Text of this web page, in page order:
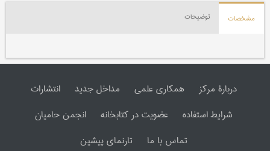
مشخصات توضیحات
دربارۀ مرکز همکاری علمی مداخل جدید
انتشارات
شرایط استفاده
عضویت در کتابخانه
انجمن حامیان
تماس با ما
تارنمای پیشین